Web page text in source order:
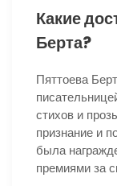
Какие
Берта?
Пяттоева
стихов и
признание и
была
премиями за